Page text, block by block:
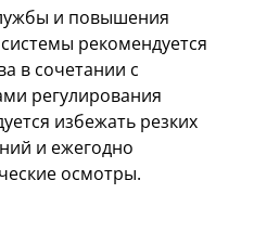
и повышения
рекомендуется
в сочетании с
регулирования
избежать резких
и ежегодно
осмотры.